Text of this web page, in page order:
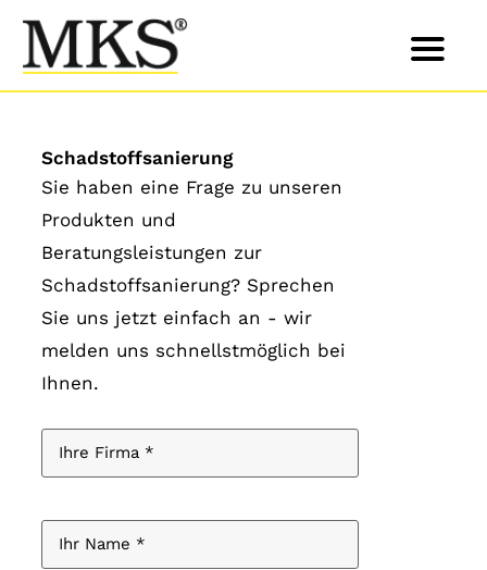
content
Schadstoffsanierung
Sie haben eine Frage zu unseren
Produkten und
Beratungsleistungen zur
Schadstoffsanierung? Sprechen
Sie uns jetzt einfach an - wir
melden uns schnellstmöglich bei
Ihnen.